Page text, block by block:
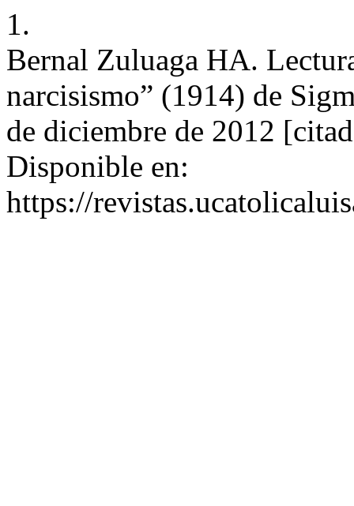
1.
Bernal Zuluaga HA.
narcisismo” (1914) de
de diciembre de 2012
Disponible en:
https://